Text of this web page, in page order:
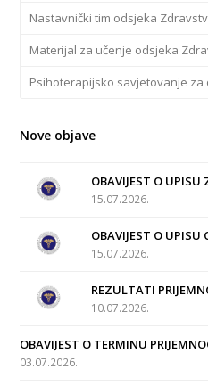
Nastavnički tim odsjeka
Materijal za učenje odsjeka
Psihoterapijsko savjetovanje za
Nove objave
OBAVIJEST O UPISU
15.07.2026.
OBAVIJEST O UPISU
15.07.2026.
REZULTATI
10.07.2026.
OBAVIJEST O TERMINU
03.07.2026.